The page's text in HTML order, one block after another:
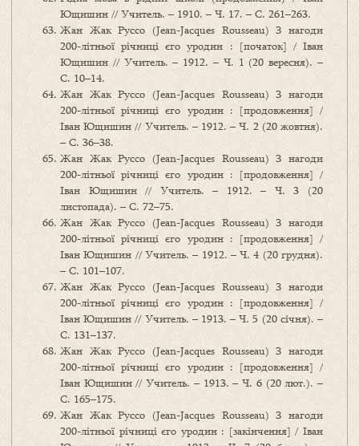
Ющишин // Учитель. – 1910. – Ч. 17. – С. 261–263.
Жан Жак Руссо (Jean-Jacques Rousseau) З нагоди
200-літньої річниці єго уродин : [початок] / Іван
Ющишин // Учитель. – 1912. – Ч. 1 (20 вересня). –
С. 10–14.
Жан Жак Руссо (Jean-Jacques Rousseau) З нагоди
200-літньої річниці єго уродин : [продовження] /
Іван Ющишин // Учитель. – 1912. – Ч. 2 (20 жовтня).
– С. 36–38.
Жан Жак Руссо (Jean-Jacques Rousseau) З нагоди
200-літньої річниці єго уродин : [продовження] /
Іван Ющишин // Учитель. – 1912. – Ч. 3 (20
листопада). – С. 72–75.
Жан Жак Руссо (Jean-Jacques Rousseau) З нагоди
200-літньої річниці єго уродин : [продовження] /
Іван Ющишин // Учитель. – 1912. – Ч. 4 (20 грудня).
– С. 101–107.
Жан Жак Руссо (Jean-Jacques Rousseau) З нагоди
200-літньої річниці єго уродин : [продовження] /
Іван Ющишин // Учитель. – 1913. – Ч. 5 (20 січня). –
С. 131–137.
Жан Жак Руссо (Jean-Jacques Rousseau) З нагоди
200-літньої річниці єго уродин : [продовження] /
Іван Ющишин // Учитель. – 1913. – Ч. 6 (20 лют.). –
С. 165–175.
Жан Жак Руссо (Jean-Jacques Rousseau) З нагоди
200-літньої річниці єго уродин : [закінчення] / Іван